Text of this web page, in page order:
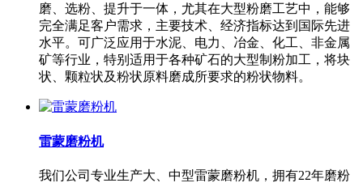
磨、选粉、提升于一体，尤其在大型粉磨工艺中，能够
完全满足客户需求，主要技术、经济指标达到国际先进
水平。可广泛应用于水泥、电力、冶金、化工、非金属
矿等行业，特别适用于各种矿石的大型制粉加工，将块
状、颗粒状及粉状原料磨成所要求的粉状物料。
雷蒙磨粉机
我们公司专业生产大、中型雷蒙磨粉机，拥有22年磨粉